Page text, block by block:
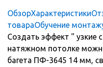
ОбзорХарактеристики
товараОбучение
Создать эффект " узкие
натяжном потолке
багета ПФ-3645 14 мм,